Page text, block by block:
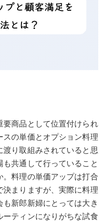
商品として位置付けられ
スの単価とオプション料理
り取組みされていると思
共通して行っていること
料理の単価アップは打合
まりますが、実際に料理
新郎新婦にとっては大き
ティンになりがちな試食